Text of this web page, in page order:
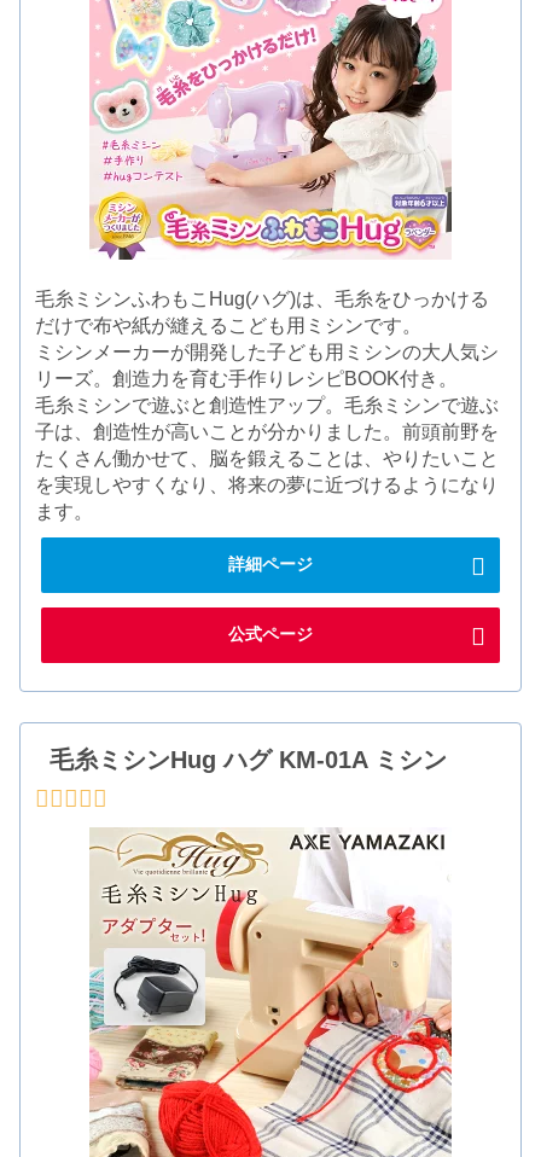
毛糸ミシンふわもこHug(ハグ)は、毛糸をひっかける
だけで布や紙が縫えるこども用ミシンです。
ミシンメーカーが開発した子ども用ミシンの大人気シ
リーズ。創造力を育む手作りレシピBOOK付き。
毛糸ミシンで遊ぶと創造性アップ。毛糸ミシンで遊ぶ
子は、創造性が高いことが分かりました。前頭前野を
たくさん働かせて、脳を鍛えることは、やりたいこと
を実現しやすくなり、将来の夢に近づけるようになり
ます。
詳細ページ
公式ページ
毛糸ミシンHug ハグ KM-01A ミシン